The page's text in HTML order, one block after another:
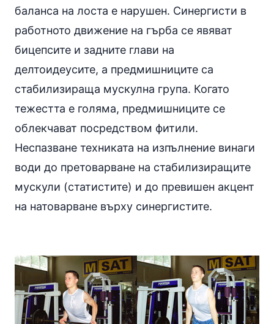
баланса на лоста е нарушен. Синергисти в
работното движение на гърба се явяват
бицепсите и задните глави на
делтоидеусите, а предмишниците са
стабилизираща мускулна група. Когато
тежестта е голяма, предмишниците се
облекчават посредством фитили.
Неспазване техниката на изпълнение винаги
води до претоварване на стабилизиращите
мускули (статистите) и до превишен акцент
на натоварване върху синергистите.